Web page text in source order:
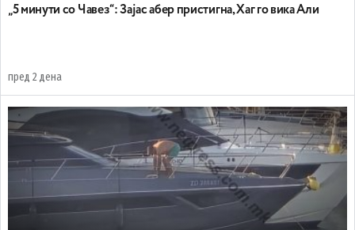
„5 минути со Чавез“: Зајас абер пристигна, Хаг го вика Али
пред 2 дена